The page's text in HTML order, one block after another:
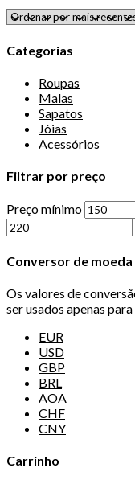
Categorias
Roupas
Malas
Sapatos
Jóias
Acessórios
Filtrar por preço
Preço mínimo
Conversor de moeda
Os valores de
ser usados apenas
EUR
USD
GBP
BRL
AOA
CHF
CNY
Carrinho